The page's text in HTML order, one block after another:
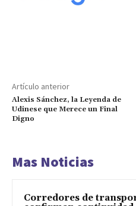
Artículo anterior
Alexis Sánchez, la Leyenda de
Udinese que Merece un Final
Digno
Mas Noticias
Corredores de